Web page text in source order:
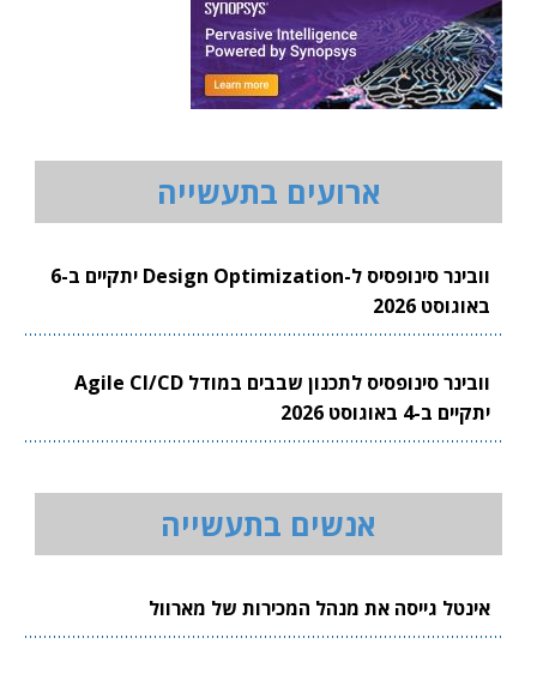
ארועים בתעשייה
וובינר סינופסיס ל-Design Optimization יתקיים ב-6
באוגוסט 2026
וובינר סינופסיס לתכנון שבבים במודל Agile CI/CD
יתקיים ב-4 באוגוסט 2026
אנשים בתעשייה
אינטל גייסה את מנהל המכירות של מארוול